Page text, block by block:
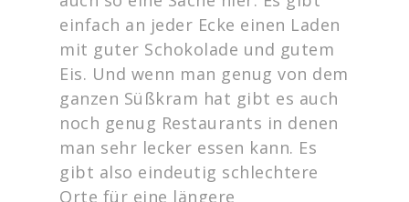
einfach an jeder Ecke einen Laden
mit guter Schokolade und gutem
Eis. Und wenn man genug von dem
ganzen Süßkram hat gibt es auch
noch genug Restaurants in denen
man sehr lecker essen kann. Es
gibt also eindeutig schlechtere
Orte für eine längere